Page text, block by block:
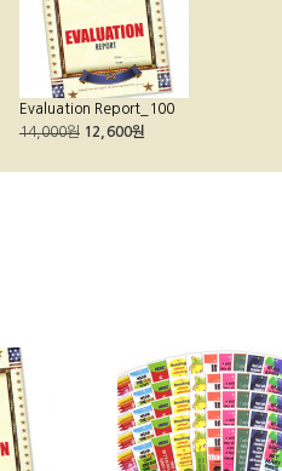
Evaluation Report_100
14,000원 12,600원